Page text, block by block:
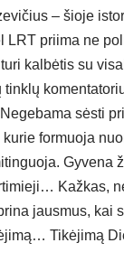
– šioje
LRT priima ne
kalbėtis su
tinklų
sėsti
formuoja
Kažkas,
jausmus, kai
Tikėjimą